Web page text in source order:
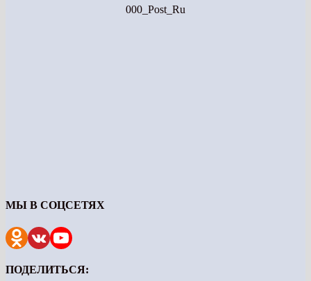
000_Post_Ru
МЫ В СОЦСЕТЯХ
ПОДЕЛИТЬСЯ: